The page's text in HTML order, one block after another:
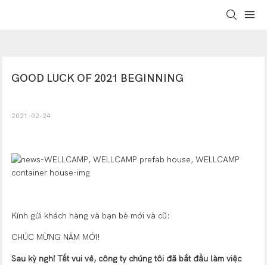
GOOD LUCK OF 2021 BEGINNING
2021-02-24
Kính gửi khách hàng và bạn bè mới và cũ:
CHÚC MỪNG NĂM MỚI!
Sau kỳ nghỉ Tết vui vẻ, công ty chúng tôi đã bắt đầu làm việc